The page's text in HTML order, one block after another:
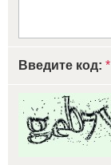
Введите код: *